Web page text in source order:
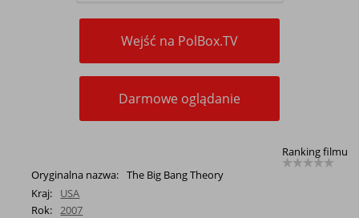
Wejść na PolBox.TV
Darmowe oglądanie
Ranking filmu
Oryginalna nazwa: The Big Bang Theory
Kraj:
USA
Rok: 2007